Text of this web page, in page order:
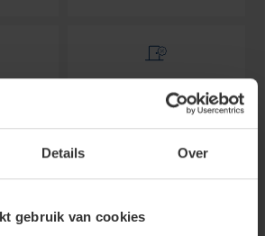
Details Over
gebruik van cookies
ACTIE VOORDEUREN
producten